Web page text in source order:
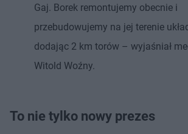
Gaj. Borek remontujemy obecnie i
przebudowujemy na jej terenie
dodając 2 km torów – wyjaśniał
Witold Woźny.
To nie tylko nowy prezes